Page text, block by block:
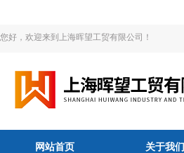
您好，欢迎来到上海晖望工贸有限公司！
网站首页 关于我们